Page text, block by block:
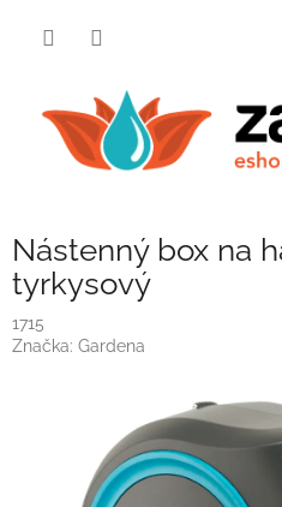
Nástenný box na
tyrkysový
1715
Značka: Gardena